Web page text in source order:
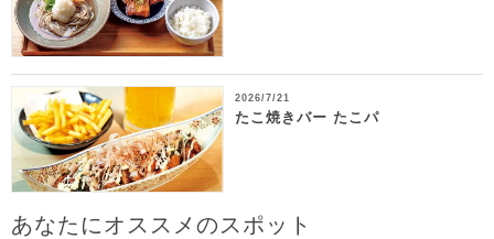
2026/7/21
たこ焼きバー たこパ
あなたにオススメのスポット